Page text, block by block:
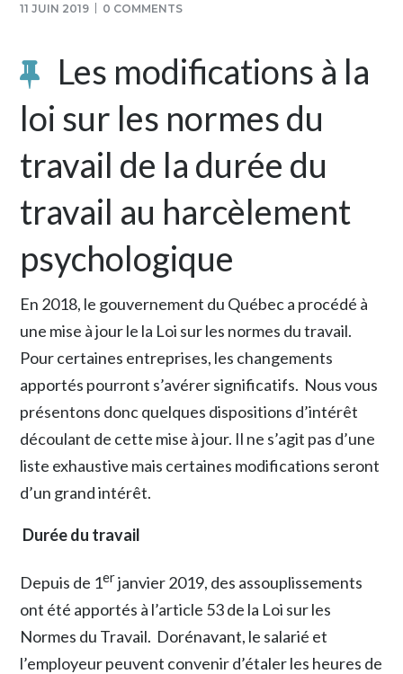
11 JUIN 2019 0 COMMENTS
Les modifications à la
loi sur les normes du
travail de la durée du
travail au harcèlement
psychologique
En 2018, le gouvernement du Québec a procédé à
une mise à jour le la Loi sur les normes du travail.
Pour certaines entreprises, les changements
apportés pourront s’avérer significatifs. Nous vous
présentons donc quelques dispositions d’intérêt
découlant de cette mise à jour. Il ne s’agit pas d’une
liste exhaustive mais certaines modifications seront
d’un grand intérêt.
Durée du travail
Depuis de 1erjanvier 2019, des assouplissements
ont été apportés à l’article 53 de la Loi sur les
Normes du Travail. Dorénavant, le salarié et
l’employeur peuvent convenir d’étaler les heures de